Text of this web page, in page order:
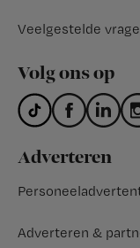
Veelgestelde
Volg ons op
Adverteren
Adverteren &